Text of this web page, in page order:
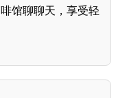
馆聊聊天，享受轻